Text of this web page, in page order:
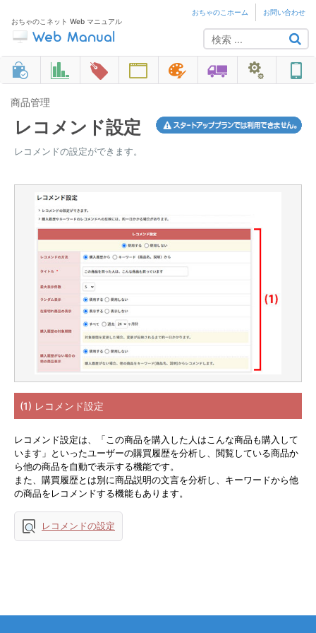
おちゃのこネット Web マニュアル
おちゃのこホーム お問い合わせ
商品管理
レコメンド設定
レコメンドの設定ができます。
(1) レコメンド設定
レコメンド設定は、「この商品を購入した人はこんな商品も購入して
います」といったユーザーの購買履歴を分析し、閲覧している商品か
ら他の商品を自動で表示する機能です。
また、購買履歴とは別に商品説明の文言を分析し、キーワードから他
の商品をレコメンドする機能もあります。
レコメンドの設定